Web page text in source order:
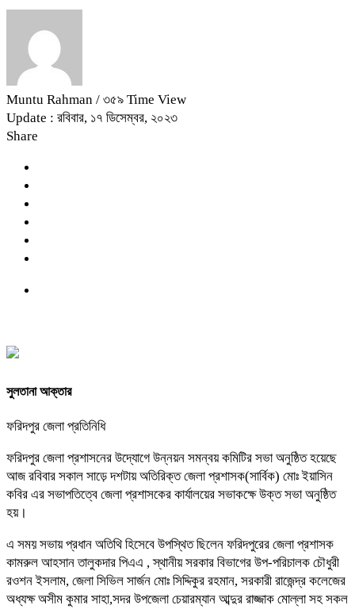
Muntu Rahman / ৩৫৯ Time View
Update : রবিবার, ১৭ ডিসেম্বর, ২০২৩
Share
সুলতানা আক্তার
ফরিদপুর জেলা প্রতিনিধি
ফরিদপুর জেলা প্রশাসনের উদ্যোগে উন্নয়ন সমন্বয় কমিটির সভা অনুষ্ঠিত হয়েছে
আজ রবিবার সকাল সাড়ে দশটায় অতিরিক্ত জেলা প্রশাসক(সার্বিক) মোঃ ইয়াসিন
কবির এর সভাপতিত্বে জেলা প্রশাসকের কার্যালয়ের সভাকক্ষে উক্ত সভা অনুষ্ঠিত
হয়।
এ সময় সভায় প্রধান অতিথি হিসেবে উপস্থিত ছিলেন ফরিদপুরের জেলা প্রশাসক
কামরুল আহসান তালুকদার পিএএ , স্থানীয় সরকার বিভাগের উপ-পরিচালক চৌধুরী
রওশন ইসলাম, জেলা সিভিল সার্জন মোঃ সিদ্দিকুর রহমান, সরকারী রাজেন্দ্র কলেজের
অধ্যক্ষ অসীম কুমার সাহা,সদর উপজেলা চেয়ারম্যান আব্দুর রাজ্জাক মোল্লা সহ সকল